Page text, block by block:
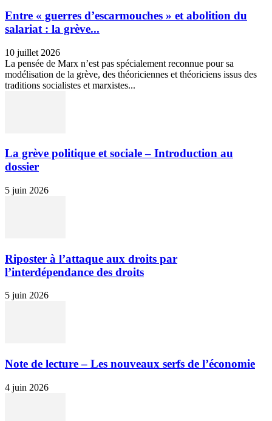
Entre « guerres d’escarmouches » et abolition du
salariat : la grève...
10 juillet 2026
La pensée de Marx n’est pas spécialement reconnue pour sa
modélisation de la grève, des théoriciennes et théoriciens issus des
traditions socialistes et marxistes...
La grève politique et sociale – Introduction au
dossier
5 juin 2026
Riposter à l’attaque aux droits par
l’interdépendance des droits
5 juin 2026
Note de lecture – Les nouveaux serfs de l’économie
4 juin 2026